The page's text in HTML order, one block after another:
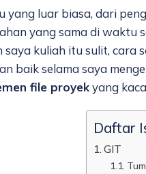
yang luar biasa, dari
yang sama di
kuliah itu sulit, cara
baik selama saya
file proyekyang
Daftar
GIT